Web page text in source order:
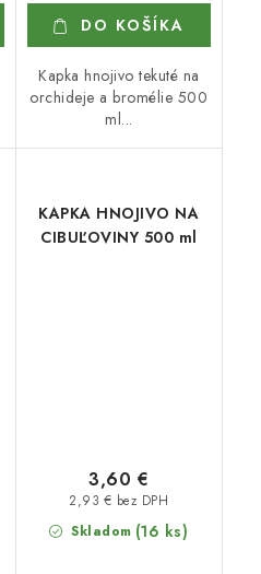
DO KOŠÍKA
Kapka hnojivo tekuté na
orchideje a bromélie 500
ml...
KAPKA HNOJIVO NA
CIBUĽOVINY 500 ml
Skladom (16 ks)
2,93 € bez DPH
3,60 €